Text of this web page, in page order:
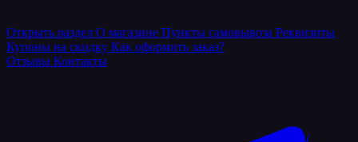
Открыть раздел О магазине Пункты самовывоза Реквизиты
Купоны на скидку Как оформить заказ?
Отзывы Контакты